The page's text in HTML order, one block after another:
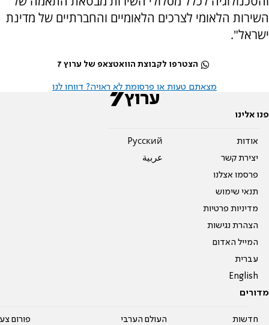
השירות הלאומי לצרכים הלאומיים והחברתיים של מדינת
ישראל".
הצטרפו לקבוצת הוואטצאפ של ערוץ 7
מצאתם טעות או פרסומת לא ראויה? דווחו לנו
פנו אלינו
אודות
יצירת קשר
פרסמו אצלנו
תנאי שימוש
מדיניות פרטיות
הצהרת נגישות
המייל האדום
עברית
English
Pусский
عربية
מדורים
חדשות
העולם הערבי
פורום